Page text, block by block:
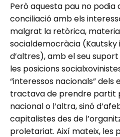
Però aquesta pau no podia
conciliació amb els
malgrat la retòrica,
socialdemocràcia (Kautsky
d’altres), amb el seu
les posicions
“interessos nacionals” dels
tractava de prendre partit
nacional o l’altra, sinó
capitalistes des de
proletariat. Així mateix, les